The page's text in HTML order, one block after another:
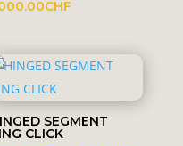
CHF
bis
1,000.00CHF
SEGMENT
CLICK